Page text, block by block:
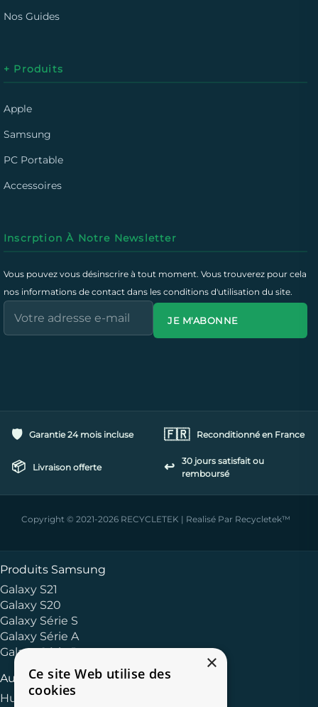
Nos Guides
+ Produits
Apple
Samsung
PC Portable
Accessoires
Inscrption À Notre Newsletter
Vous pouvez vous désinscrire à tout moment. Vous trouverez pour cela
nos informations de contact dans les conditions d'utilisation du site.
JE M'ABONNE
🛡️ Garantie 24 mois incluse 🇫🇷 Reconditionné en France
📦 Livraison offerte ↩️
30 jours satisfait ou
remboursé
Copyright © 2021-2026 RECYCLETEK | Realisé Par Recycletek™
Autres Marques
Huawei
Produits Samsung
Galaxy S21
Galaxy S20
Galaxy Série S
Galaxy Série A
Galaxy Série J
×
Ce site Web utilise des
cookies